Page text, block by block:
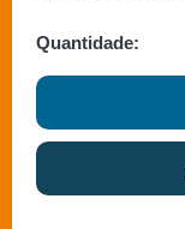
Quantidade: